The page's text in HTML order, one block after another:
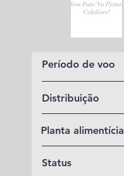
Período de voo
Distribuição
Planta alimentícia
Status